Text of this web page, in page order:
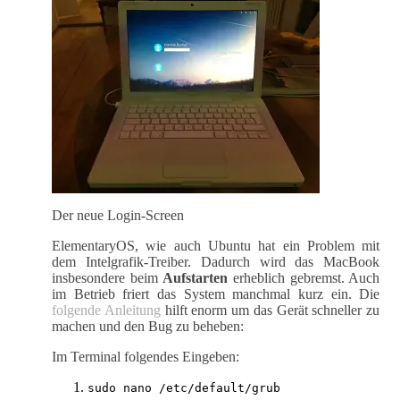
Der neue Login-Screen
ElementaryOS, wie auch Ubuntu hat ein Problem mit
dem Intelgrafik-Treiber. Dadurch wird das MacBook
insbesondere beim Aufstarten erheblich gebremst. Auch
im Betrieb friert das System manchmal kurz ein. Die
folgende Anleitung hilft enorm um das Gerät schneller zu
machen und den Bug zu beheben:
Im Terminal folgendes Eingeben:
sudo nano /etc/default/grub